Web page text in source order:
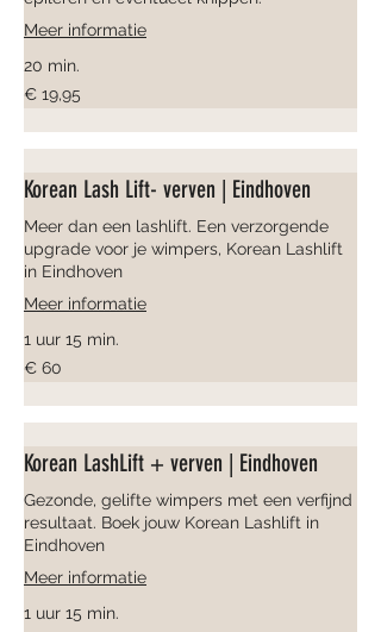
Meer informatie
20 min.
19,95
euro
€ 19,95
Korean Lash Lift- verven | Eindhoven
Meer dan een lashlift. Een verzorgende
upgrade voor je wimpers, Korean Lashlift
in Eindhoven
Meer informatie
1 uur 15 min.
60
euro
€ 60
Korean LashLift + verven | Eindhoven
Gezonde, gelifte wimpers met een verfijnd
resultaat. Boek jouw Korean Lashlift in
Eindhoven
Meer informatie
1 uur 15 min.